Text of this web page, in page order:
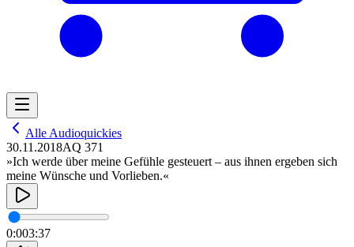
Alle Audioquickies
30.11.2018AQ 371
»Ich werde über meine Gefühle gesteuert – aus ihnen ergeben sich
meine Wünsche und Vorlieben.«
0:003:37